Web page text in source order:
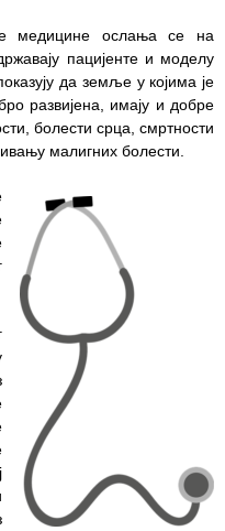
медицине ослања се на
пацијенте и моделу
да земље у којима је
развијена, имају и добре
болести срца, смртности
малигних болести.